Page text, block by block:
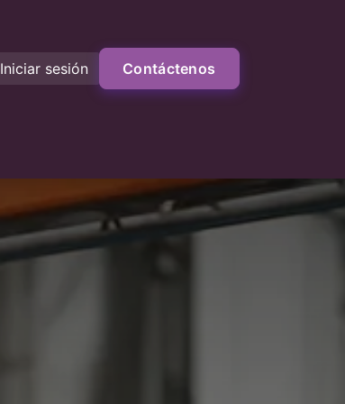
Iniciar sesión Contáctenos